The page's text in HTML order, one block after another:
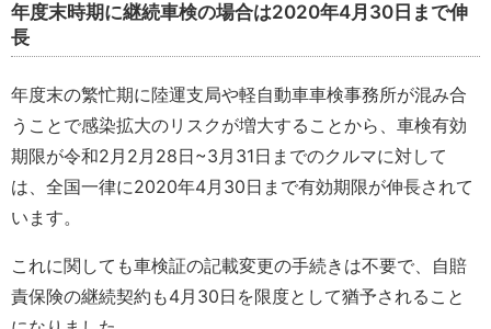
年度末時期に継続車検の場合は2020年4月30日まで伸
長
年度末の繁忙期に陸運支局や軽自動車車検事務所が混み合
うことで感染拡大のリスクが増大することから、車検有効
期限が令和2月2月28日~3月31日までのクルマに対して
は、全国一律に2020年4月30日まで有効期限が伸長されて
います。
これに関しても車検証の記載変更の手続きは不要で、自賠
責保険の継続契約も4月30日を限度として猶予されること